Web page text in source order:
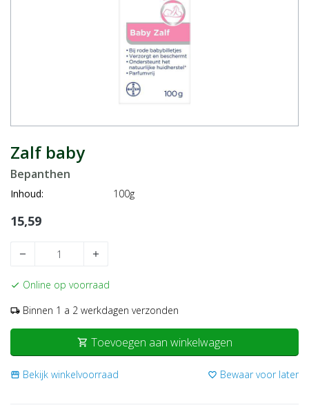
Zalf baby
Bepanthen
Inhoud: 100g
15,59
remove add
check Online op voorraad
local_shipping Binnen 1 a 2 werkdagen verzonden
shopping_cart Toevoegen aan winkelwagen
storefront Bekijk winkelvoorraad favorite_border Bewaar voor later